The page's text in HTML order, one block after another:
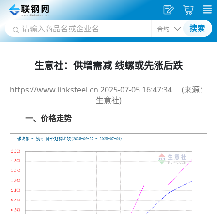
搜索
发
供
采
购
生意社：供增需减 线螺或先涨后跌
https://www.linksteel.cn 2025-07-05 16:47:34 (来源：
生意社)
一、价格走势